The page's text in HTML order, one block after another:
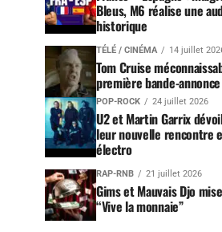
Bleus, M6 réalise une
historique
TÉLÉ / CINÉMA 14 juillet
Tom Cruise
première bande-
POP-ROCK 24 juillet 2026
U2 et Martin Garrix
leur nouvelle rencontre
électro
RAP-RNB 21 juillet 2026
Gims et Mauvais Djo
“Vive la monnaie”